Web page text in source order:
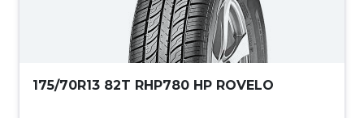
175/70R13 82T RHP780 HP ROVELO